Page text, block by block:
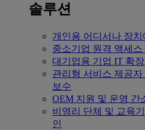
솔루션
개인용 어디서나 장치
중소기업 원격 액세
대기업용 기업 IT 확
관리형 서비스 제공자
보수
OEM 지원 및 운영 간
비영리 단체 및 교육
인